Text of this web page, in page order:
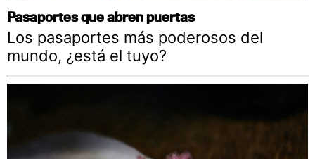
Pasaportes que abren puertas
Los pasaportes más poderosos del
mundo, ¿está el tuyo?